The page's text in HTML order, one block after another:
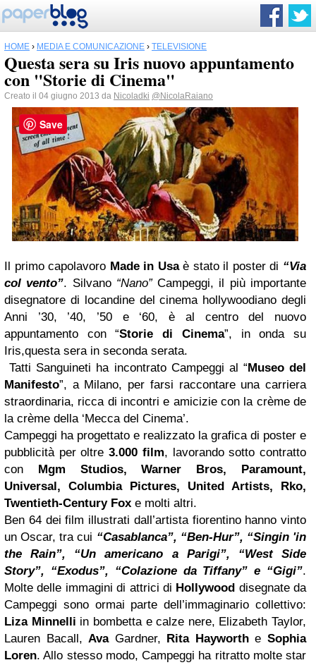
HOME › MEDIA E COMUNICAZIONE › TELEVISIONE
Questa sera su Iris nuovo appuntamento
con "Storie di Cinema"
Creato il 04 giugno 2013 da Nicoladki @NicolaRaiano
Il primo capolavoro Made in Usaè stato il poster di “Via
col vento”. Silvano“Nano”Campeggi, il più importante
disegnatore di locandine del cinema hollywoodiano degli
Anni ’30, ’40, ’50 e ‘60, è al centro del nuovo
appuntamento con “Storie di Cinema”, in onda su
Iris,questa sera in seconda serata.
Tatti Sanguineti ha incontrato Campeggi al “Museo del
Manifesto”, a Milano, per farsi raccontare una carriera
straordinaria, ricca di incontri e amicizie con la crème de
la crème della ‘Mecca del Cinema’.
Campeggi ha progettato e realizzato la grafica di poster e
pubblicità per oltre 3.000 film, lavorando sotto contratto
con Mgm Studios, Warner Bros, Paramount,
Universal, Columbia Pictures, United Artists, Rko,
Twentieth-Century Fox e molti altri.
Ben 64 dei film illustrati dall’artista fiorentino hanno vinto
un Oscar, tra cui “Casablanca”, “Ben-Hur”, “Singin 'in
the Rain”, “Un americano a Parigi”, “West Side
Story”, “Exodus”, “Colazione da Tiffany” e “Gigi”.
Molte delle immagini di attrici di Hollywood disegnate da
Campeggi sono ormai parte dell’immaginario collettivo:
Liza Minnelli in bombetta e calze nere, Elizabeth Taylor,
Lauren Bacall,AvaGardner, Rita HaywortheSophia
Loren. Allo stesso modo, Campeggi ha ritratto molte star
Save